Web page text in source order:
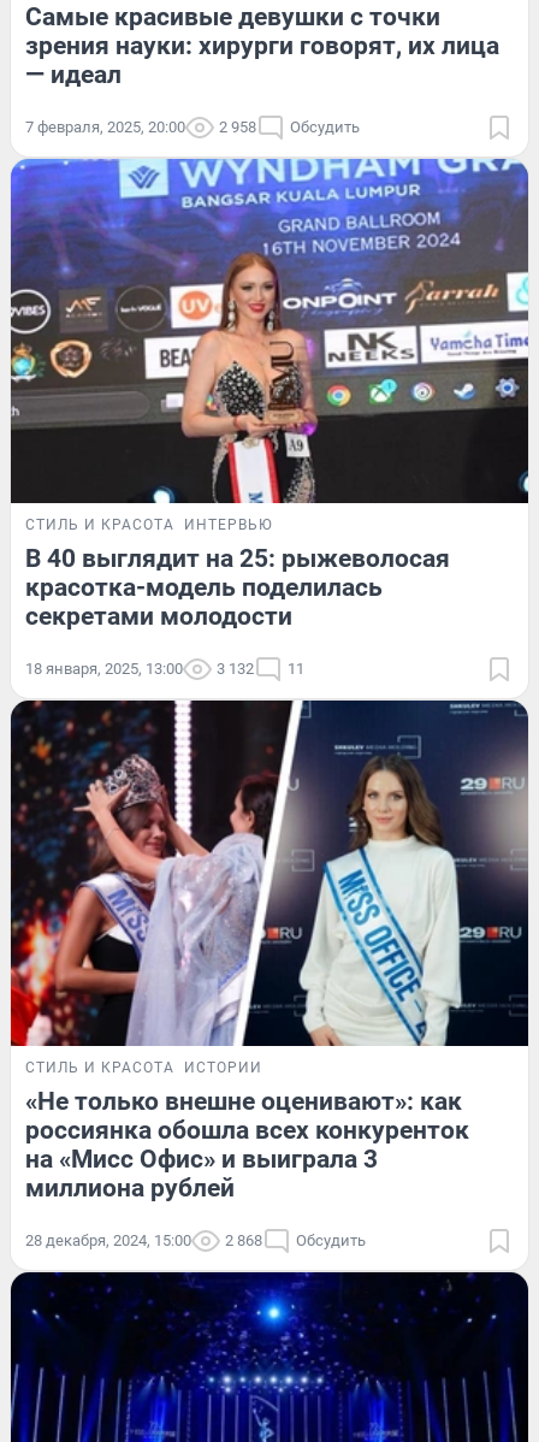
Самые красивые девушки с точки
зрения науки: хирурги говорят, их лица
— идеал
7 февраля, 2025, 20:00 2 958 Обсудить
СТИЛЬ И КРАСОТА ИНТЕРВЬЮ
В 40 выглядит на 25: рыжеволосая
красотка-модель поделилась
секретами молодости
18 января, 2025, 13:00 3 132 11
СТИЛЬ И КРАСОТА ИСТОРИИ
«Не только внешне оценивают»: как
россиянка обошла всех конкуренток
на «Мисс Офис» и выиграла 3
миллиона рублей
28 декабря, 2024, 15:00 2 868 Обсудить